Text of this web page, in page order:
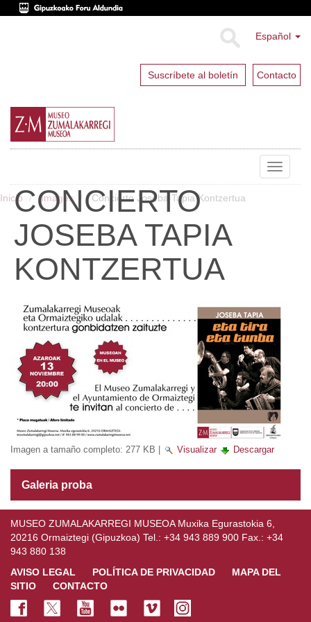
Español
Suscríbete al boletín Contacto
Toggle
Inicio Images Concierto Joseba Tapia Kontzertua
CONCIERTO
JOSEBA TAPIA
KONTZERTUA
Imagen a tamaño completo: 277 KB Visualizar Descargar
Galeria proba
MUSEO ZUMALAKARREGI MUSEOA Muxika Egurastokia 6,
20216 Ormaiztegi (Gipuzkoa) Tel.: +34 943 889 900 Fax.: +34
943 880 138
AVISO LEGAL
POLÍTICA DE PRIVACIDAD
MAPA DEL
SITIO
CONTACTO